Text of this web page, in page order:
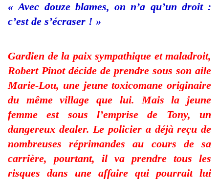
« Avec douze blames, on n’a qu’un droit :
c’est de s’écraser ! »
Gardien de la paix sympathique et maladroit,
Robert Pinot décide de prendre sous son aile
Marie-Lou, une jeune toxicomane originaire
du même village que lui. Mais la jeune
femme est sous l’emprise de Tony, un
dangereux dealer. Le policier a déjà reçu de
nombreuses réprimandes au cours de sa
carrière, pourtant, il va prendre tous les
risques dans une affaire qui pourrait lui